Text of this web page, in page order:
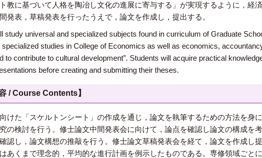
教に基づいて人格を陶冶し文化の進展に寄与する」が実現するように，経
発表，草稿発表を行ったうえで，論文を作成し，提出する。
study universal and specialized subjects found in curriculum of Graduate
specialized studies in College of Economics as well as economics,
to contribute to cultural development”. Students will acquire practical
before creating and submitting their theses.
/ Course Contents】
けた「スケルトンシート」の作成を通じ，論文を執筆するための方法を身
の検討を行う。修士論文中間発表会に向けて，論点を確認し論文の構成を
認し，論文構想の推敲を行う。修士論文草稿発表会を経て，論文を作成し提
あくまで理念的，平均的な進行計画を例示したものである。専修領域ごと